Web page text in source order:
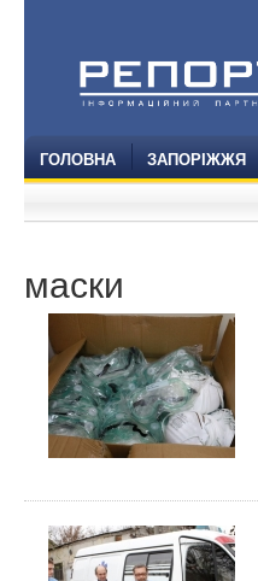
ГОЛОВНА ЗАПОРІЖЖЯ
маски